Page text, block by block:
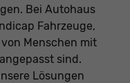
Bei Autohaus
Fahrzeuge,
Menschen mit
sind.
Lösungen